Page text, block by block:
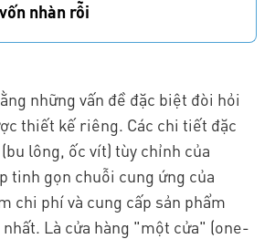
nhàn rỗi
những vấn đề đặc biệt đòi hỏi
thiết kế riêng. Các chi tiết đặc
lông, ốc vít) tùy chỉnh của
tinh gọn chuỗi cung ứng của
chi phí và cung cấp sản phẩm
Là cửa hàng "một cửa" (one-